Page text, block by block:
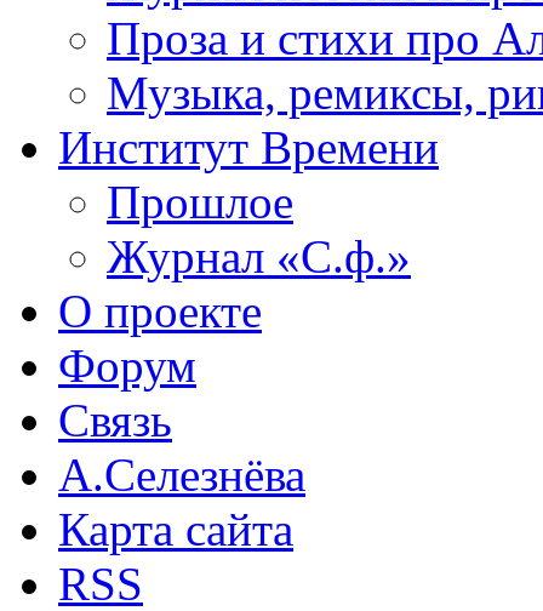
Проза и стихи про
Музыка, ремиксы,
Институт Времени
Прошлое
Журнал «С.ф.»
О проекте
Форум
Связь
А.Селезнёва
Карта сайта
RSS